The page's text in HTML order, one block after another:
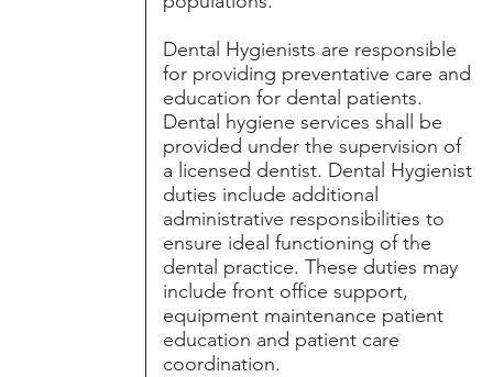
Dental Hygienists are responsible
for providing preventative care and
education for dental patients.
Dental hygiene services shall be
provided under the supervision of
a licensed dentist. Dental Hygienist
duties include additional
administrative responsibilities to
ensure ideal functioning of the
dental practice. These duties may
include front office support,
equipment maintenance patient
education and patient care
coordination.